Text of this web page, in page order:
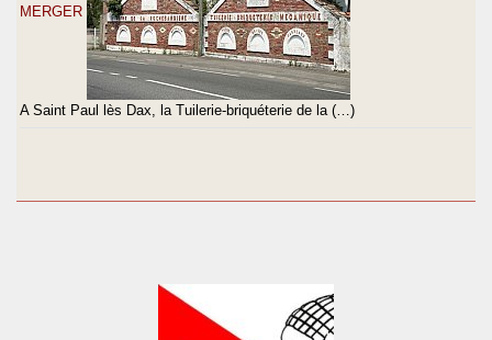
MERGER
A Saint Paul lès Dax, la Tuilerie-briquéterie de la (…)